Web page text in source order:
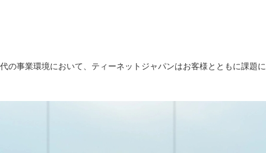
の事業環境において、ティーネットジャパンはお客様とともに課題